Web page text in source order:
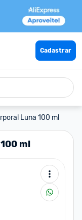
Cadastrar
Luna 100 ml
ml